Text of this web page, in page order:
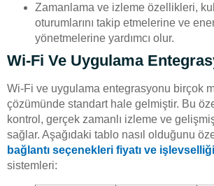
Zamanlama ve izleme özellikleri,
oturumlarını takip etmelerine ve
yönetmelerine yardımcı olur.
Wi-Fi Ve Uygulama
Wi-Fi ve uygulama entegrasyonu birçok
çözümünde standart hale gelmiştir. Bu
kontrol, gerçek zamanlı izleme ve
sağlar. Aşağıdaki tablo nasıl olduğunu
bağlantı seçenekleri fiyatı ve
sistemleri: